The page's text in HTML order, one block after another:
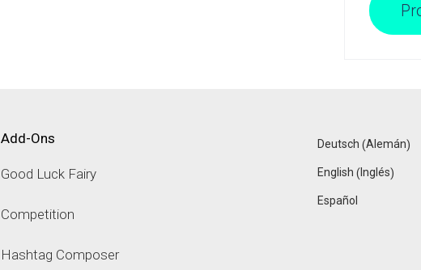
Add-Ons
Good Luck Fairy
Competition
Hashtag Composer
Deutsch (Alemán)
English ( Inglés)
Español